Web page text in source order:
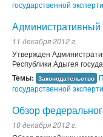
государственной
Административный
11 декабря 2012 г.
Утвержден
Республики Адыгея
Темы: Законодательство
государственной
Обзор
10 декабря 2012 г.